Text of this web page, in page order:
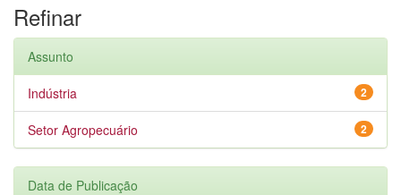
Refinar
Assunto
2
Indústria
2
Setor Agropecuário
Data de Publicação